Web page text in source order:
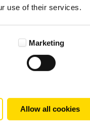
use of their services.
Marketing
Allow all cookies